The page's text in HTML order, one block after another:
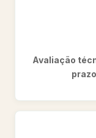
Avaliação